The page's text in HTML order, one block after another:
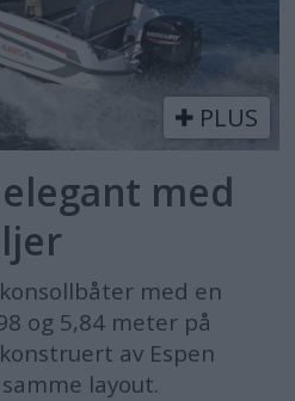
PLUS
elegant med
med en
og 5,84 meter på
av Espen
layout.